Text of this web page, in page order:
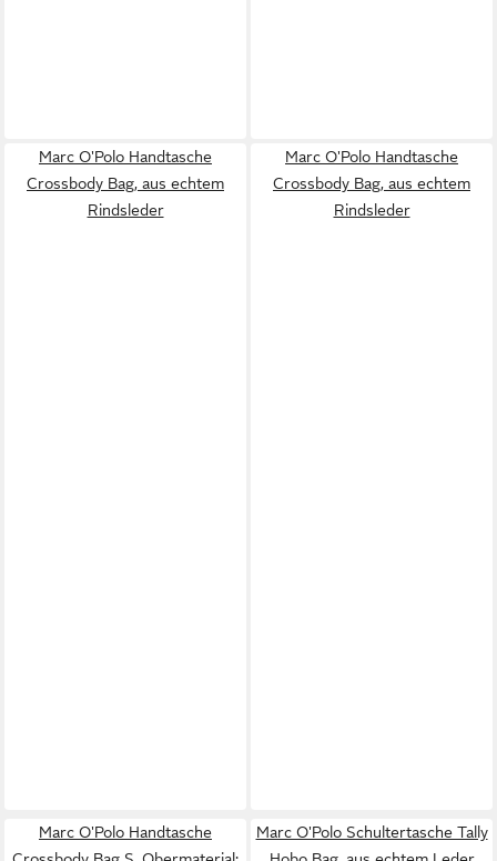
Marc O'Polo Handtasche
Crossbody Bag, aus echtem
Rindsleder
Marc O'Polo Handtasche
Crossbody Bag, aus echtem
Rindsleder
Marc O'Polo Handtasche
Marc O'Polo Schultertasche Tally